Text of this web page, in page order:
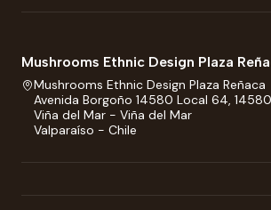
Mushrooms Ethnic Design Plaza
Mushrooms Ethnic Design Plaza Reñaca
Avenida Borgoño 14580 Local 64, 14580
Viña del Mar - Viña del Mar
Valparaíso - Chile